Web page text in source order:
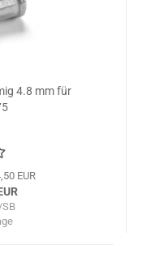
4.8 mm für
EUR
SB